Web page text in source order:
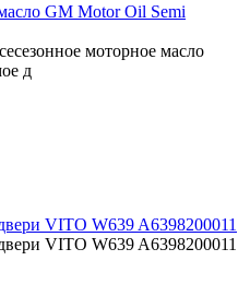
GM Motor Oil Semi
моторное масло
д
VITO W639 A6398200011
VITO W639 A6398200011